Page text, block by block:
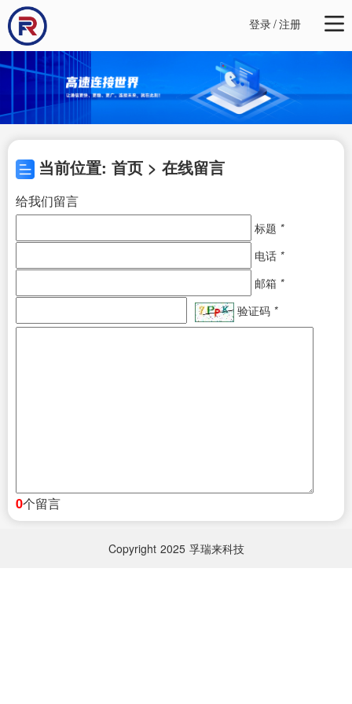
登录/注册
当前位置: 首页 > 在线留言
给我们留言
标题 *
电话 *
邮箱 *
验证码 *
0个留言
Copyright 2025 孚瑞来科技